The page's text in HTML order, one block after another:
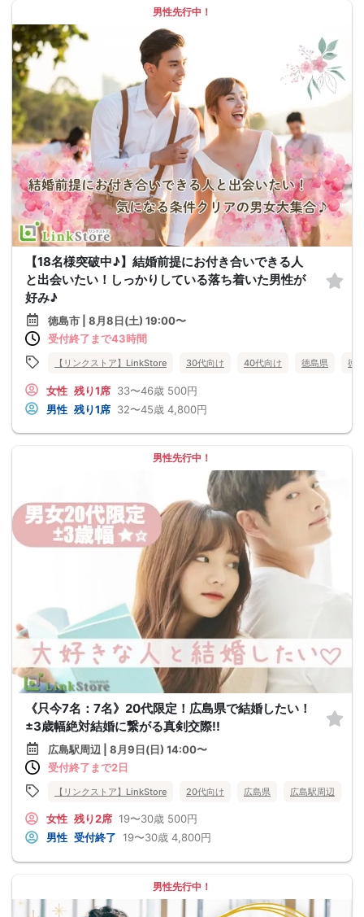
男性先行中！
【18名様突破中♪】結婚前提にお付き合いできる人
と出会いたい！しっかりしている落ち着いた男性が
好み♪
徳島市 | 8月8日(土) 19:00〜
受付終了まで43時間
【リンクストア】LinkStore 30代向け 40代向け 徳島県 徳
女性 残り1席 33〜46歳 500円
男性 残り1席 32〜45歳 4,800円
男性先行中！
《只今7名：7名》20代限定！広島県で結婚したい！
±3歳幅絶対結婚に繋がる真剣交際!!
広島駅周辺 | 8月9日(日) 14:00〜
受付終了まで2日
【リンクストア】LinkStore 20代向け 広島県 広島駅周辺
女性 残り2席 19〜30歳 500円
男性 受付終了 19〜30歳 4,800円
男性先行中！